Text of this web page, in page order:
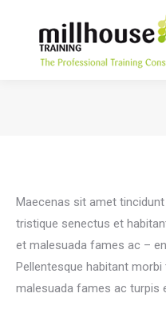
Maecenas sit amet
tristique senectus et
et malesuada fames ac –
Pellentesque habitant
malesuada fames ac turpis